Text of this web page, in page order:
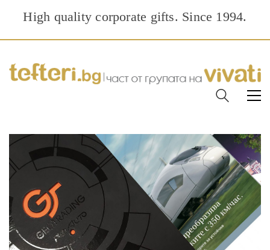
High quality corporate gifts. Since 1994.